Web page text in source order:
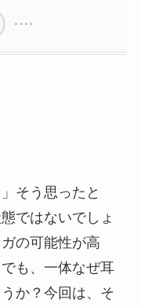
そう思ったと
ではないでしょ
の可能性が高
も、一体なぜ耳
か？今回は、そ